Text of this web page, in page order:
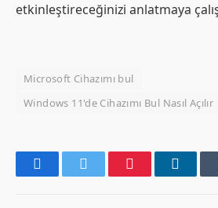
etkinleştireceğinizi anlatmaya
Microsoft Cihazımı bul
Windows 11'de Cihazımı Bul Nasıl Açılır
FacebookTwitter Pinterest